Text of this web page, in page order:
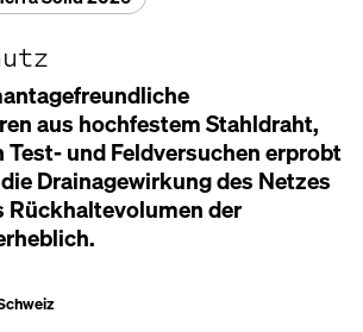
aus hochfestem Stahldraht,
Test- und Feldversuchen erprobt
Drainagewirkung des Netzes
Rückhaltevolumen der